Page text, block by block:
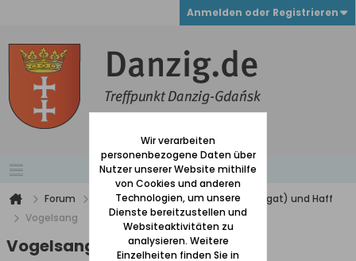
Anmelden oder Registrieren
Forum
Werder (zwischen Weichsel und Nogat) und Haff
Vogelsang
Vogelsang
Wir verarbeiten
personenbezogene Daten über
Nutzer unserer Website mithilfe
von Cookies und anderen
Technologien, um unsere
Dienste bereitzustellen und
Websiteaktivitäten zu
analysieren. Weitere
Einzelheiten finden Sie in